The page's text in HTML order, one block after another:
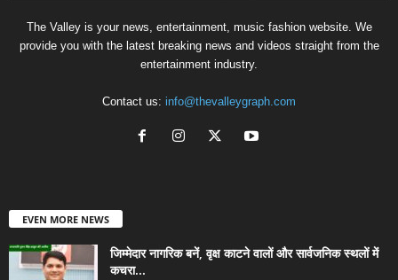
The Valley is your news, entertainment, music fashion website. We
provide you with the latest breaking news and videos straight from the
entertainment industry.
Contact us: info@thevalleygraph.com
EVEN MORE NEWS
जिम्मेदार नागरिक बनें, वृक्ष काटने वालों और सार्वजनिक स्थलों में
कचरा...